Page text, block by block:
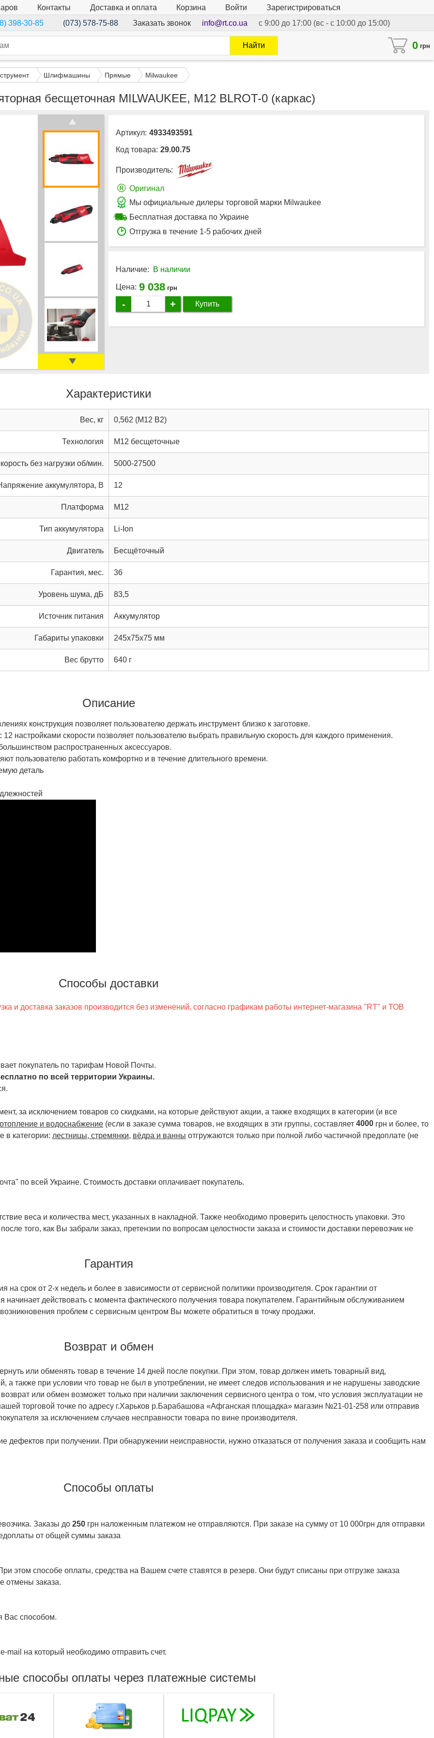
Контакты Доставка и оплата Корзина Войти
Зарегистрироваться
398-30-85
(073) 578-75-88 Заказать звонок info@rt.co.ua с 9:00 до 17:00 (вс - с 10:00 до 15:00)
0 грн
Найти
Шлифмашины Прямые Milwaukee
бесщеточная MILWAUKEE, M12 BLROT-0 (каркас)
Артикул: 4933493591
Код товара: 29.00.75
Производитель:
® Оригинал
Мы официальные дилеры торговой марки Milwaukee
Бесплатная доставка по Украине
Отгрузка в течение 1-5 рабочих дней
Наличие: В наличии
Цена: 9 038 грн
- + Купить
Характеристики
Вес, кг 0,562 (M12 B2)
Технология M12 бесщеточные
без нагрузки об/мин. 5000-27500
аккумулятора, В 12
Платформа M12
Тип аккумулятора Li-Ion
Двигатель Бесщёточный
Гарантия, мес. 36
Уровень шума, дБ 83,5
Источник питания Аккумулятор
Габариты упаковки 245x75x75 мм
Вес брутто 640 г
Описание
конструкция позволяет пользователю держать инструмент близко к заготовке.
настройками скорости позволяет пользователю выбрать правильную скорость для каждого применения.
распространенных аксессуаров.
пользователю работать комфортно и в течение длительного времени.
деталь
Способы доставки
и доставка заказов производится без изменений, согласно графикам работы интернет-магазина "RT" и ТОВ
покупатель по тарифам Новой Почты.
по всей территории Украины.
за исключением товаров со скидками, на которые действуют акции, а также входящих в категории (и все
отопление и водоснабжение (если в заказе сумма товаров, не входящих в эти группы, составляет 4000 грн и более, то
в категории: лестницы, стремянки, вёдра и ванны отгружаются только при полной либо частичной предоплате (не
по всей Украине. Стоимость доставки оплачивает покупатель.
веса и количества мест, указанных в накладной. Также необходимо проверить целостность упаковки. Это
того, как Вы забрали заказ, претензии по вопросам целостности заказа и стоимости доставки перевозчик не
Гарантия
срок от 2-х недель и более в зависимости от сервисной политики производителя. Срок гарантии от
начинает действовать с момента фактического получения товара покупателем. Гарантийным обслуживанием
проблем с сервисным центром Вы можете обратиться в точку продажи.
Возврат и обмен
или обменять товар в течение 14 дней после покупки. При этом, товар должен иметь товарный вид,
а также при условии что товар не был в употреблении, не имеет следов использования и не нарушены заводские
или обмен возможет только при наличии заключения сервисного центра о том, что условия эксплуатации не
торговой точке по адресу г.Харьков р.Барабашова «Афганская площадка» магазин №21-01-258 или отправив
за исключением случаев несправности товара по вине производителя.
дефектов при получении. При обнаружении неисправности, нужно отказаться от получения заказа и сообщить нам
Способы оплаты
Заказы до 250 грн наложенным платежом не отправляются. При заказе на сумму от 10 000грн для отправки
от общей суммы заказа
этом способе оплаты, средства на Вашем счете ставятся в резерв. Они будут списаны при отгрузке заказа
отмены заказа.
Вас способом.
на который необходимо отправить счет.
способы оплаты через платежные системы